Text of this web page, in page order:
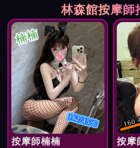
林森館按摩師
楠楠
162/45/C
按摩師楠楠
160
按摩